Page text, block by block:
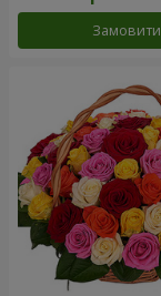
Замовити